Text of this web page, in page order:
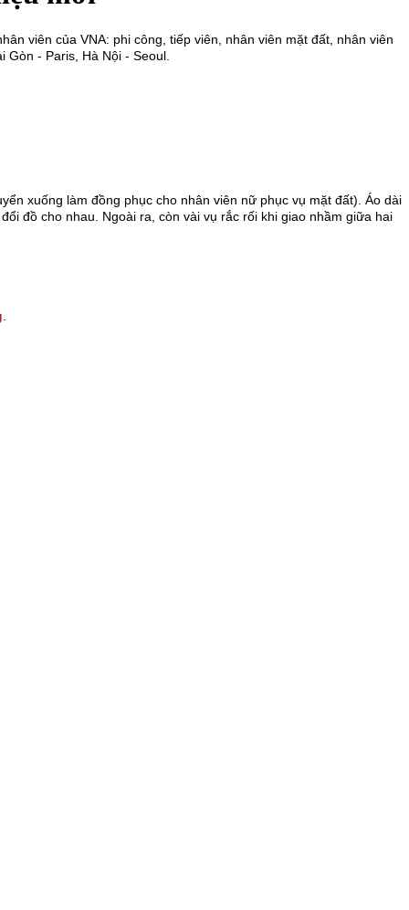
viên của VNA: phi công, tiếp viên, nhân viên mặt đất, nhân viên
- Paris, Hà Nội - Seoul.
xuống làm đồng phục cho nhân viên nữ phục vụ mặt đất). Áo dài
đồ cho nhau. Ngoài ra, còn vài vụ rắc rối khi giao nhầm giữa hai